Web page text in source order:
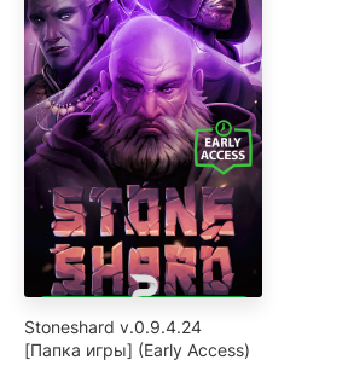
Stoneshard v.0.9.4.24
[Папка игры] (Early Access)